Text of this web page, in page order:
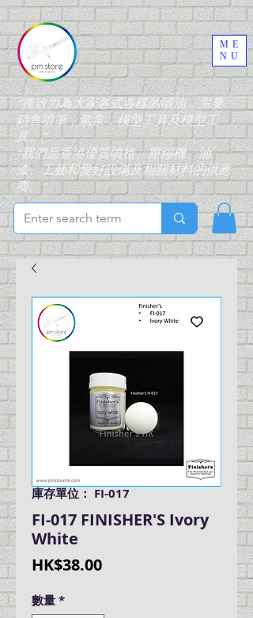
“搜致力為大家各式各樣的噴油，主要
銷售噴筆，氣泵，模型工具及模型工
具。”
“我們是香港優質噴槍、壓縮機、油
漆、工藝和愛好設備及相關材料的供應
商。”
ME
NU
庫存單位： FI-017
FI-017 FINISHER'S Ivory
White
HK$38.00價
數量*